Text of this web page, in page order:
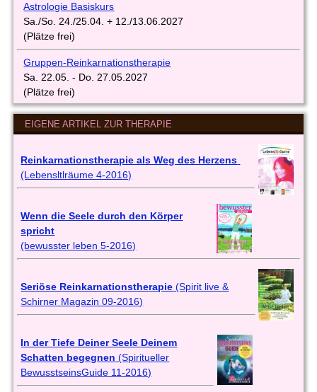
Astrologie Basiskurs
Sa./So. 24./25.04. + 12./13.06.2027
(Plätze frei)
Gruppen-Reinkarnationstherapie
Sa. 22.05. - Do. 27.05.2027
(Plätze frei)
EIGENE ARTIKEL ZUR THERAPIE
Reinkarnationstherapie als Weg des Herzens
(Lebensltlräume 4-2016)
Wenn die Seele durch den Körper
spricht
(bewusster leben 5-2016)
Seriöse Reinkarnationstherapie (Spirit live &
Schirner Magazin 09-2016)
In der Tiefe Deiner Seele Deinem
Schatten begegnen (Spiritueller
BewusstseinsGuide 11-2016)